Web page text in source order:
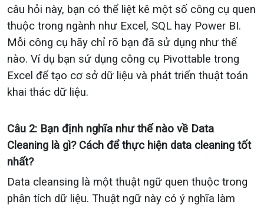
câu hỏi này, bạn có thể liệt kê một số công cụ quen
thuộc trong ngành như Excel, SQL hay Power BI.
Mỗi công cụ hãy chỉ rõ bạn đã sử dụng như thế
nào. Ví dụ bạn sử dụng công cụ Pivottable trong
Excel để tạo cơ sở dữ liệu và phát triển thuật toán
khai thác dữ liệu.
Câu 2: Bạn định nghĩa như thế nào về Data
Cleaning là gì? Cách để thực hiện data cleaning tốt
nhất?
Data cleansing là một thuật ngữ quen thuộc trong
phân tích dữ liệu. Thuật ngữ này có ý nghĩa làm